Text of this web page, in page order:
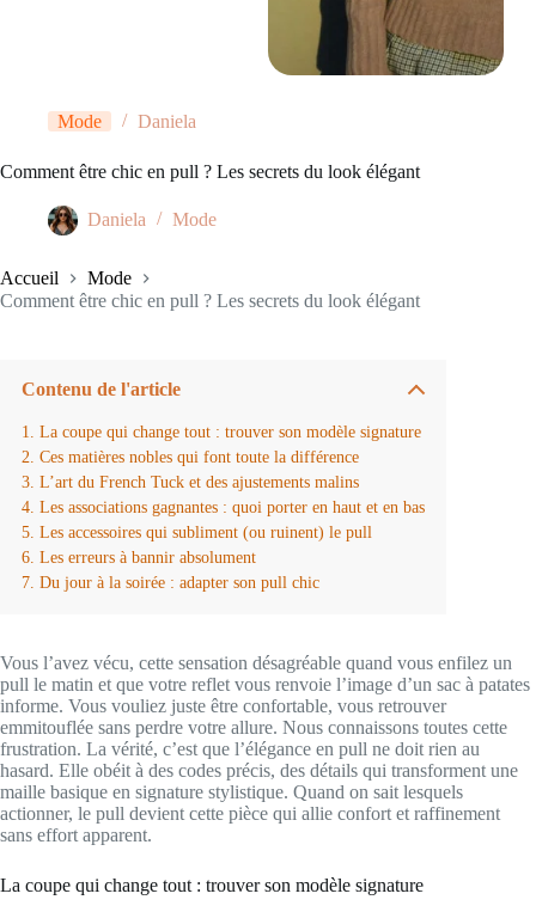
Mode Daniela
Comment être chic en pull ? Les secrets du look élégant
Daniela Mode
Accueil
Mode
Comment être chic en pull ? Les secrets du look élégant
Contenu de l'article
La coupe qui change tout : trouver son modèle signature
Ces matières nobles qui font toute la différence
L’art du French Tuck et des ajustements malins
Les associations gagnantes : quoi porter en haut et en bas
Les accessoires qui subliment (ou ruinent) le pull
Les erreurs à bannir absolument
Du jour à la soirée : adapter son pull chic
Vous l’avez vécu, cette sensation désagréable quand vous enfilez un
pull le matin et que votre reflet vous renvoie l’image d’un sac à patates
informe. Vous vouliez juste être confortable, vous retrouver
emmitouflée sans perdre votre allure. Nous connaissons toutes cette
frustration. La vérité, c’est que l’élégance en pull ne doit rien au
hasard. Elle obéit à des codes précis, des détails qui transforment une
maille basique en signature stylistique. Quand on sait lesquels
actionner, le pull devient cette pièce qui allie confort et raffinement
sans effort apparent.
La coupe qui change tout : trouver son modèle signature